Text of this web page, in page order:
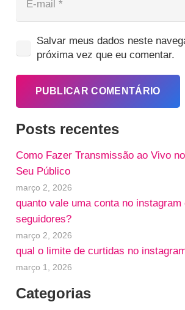
Salvar meus dados neste
próxima vez que eu comentar.
PUBLICAR COMENTÁRIO
Posts recentes
Como Fazer Transmissão ao Vivo
Seu Público
março 2, 2026
quanto vale uma conta no instagram
seguidores?
março 2, 2026
qual o limite de curtidas no
março 1, 2026
Categorias